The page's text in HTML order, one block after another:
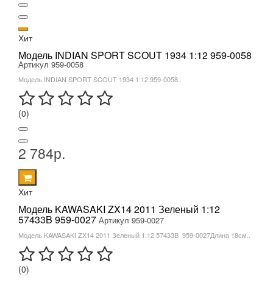
Хит
Модель INDIAN SPORT SCOUT 1934 1:12 959-0058
Артикул 959-0058
Модель INDIAN SPORT SCOUT 1934 1:12 959-0058..
(0)
2 784р.
Хит
Модель KAWASAKI ZX14 2011 Зеленый 1:12
57433B 959-0027 Артикул 959-0027
Модель KAWASAKI ZX14 2011 Зеленый 1:12 57433B 959-0027Длина 18см..
(0)